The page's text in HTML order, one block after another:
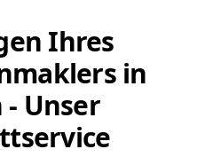
Ihres
in
Unser